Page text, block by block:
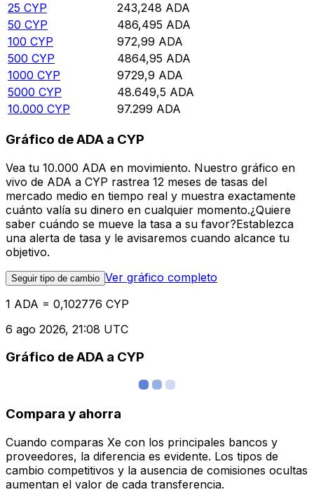
25 CYP 243,248 ADA
50 CYP 486,495 ADA
100 CYP 972,99 ADA
500 CYP 4864,95 ADA
1000 CYP 9729,9 ADA
5000 CYP 48.649,5 ADA
10.000 CYP 97.299 ADA
Gráfico de ADA a CYP
Vea tu 10.000 ADA en movimiento. Nuestro gráfico en
vivo de ADA a CYP rastrea 12 meses de tasas del
mercado medio en tiempo real y muestra exactamente
cuánto valía su dinero en cualquier momento.¿Quiere
saber cuándo se mueve la tasa a su favor?Establezca
una alerta de tasa y le avisaremos cuando alcance tu
objetivo.
Seguir tipo de cambio Ver gráfico completo
1 ADA = 0,102776 CYP
6 ago 2026, 21:08 UTC
Gráfico de ADA a CYP
Compara y ahorra
Cuando comparas Xe con los principales bancos y
proveedores, la diferencia es evidente. Los tipos de
cambio competitivos y la ausencia de comisiones ocultas
aumentan el valor de cada transferencia.